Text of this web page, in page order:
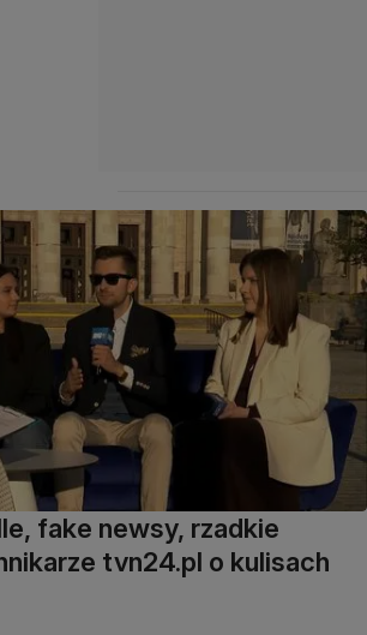
fake newsy, rzadkie
tvn24.pl o kulisach